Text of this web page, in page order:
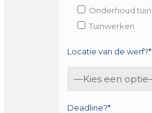
Onderhoud tuin
Tuinwerken
Locatie van de werf?*
Deadline?*